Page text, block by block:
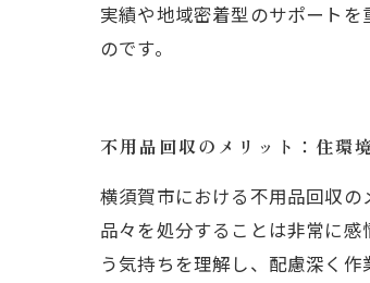
実績や地域密着型のサポート
のです。
不用品回収のメリット：住環
横須賀市における不用品回収
品々を処分することは非常に
う気持ちを理解し、配慮深く